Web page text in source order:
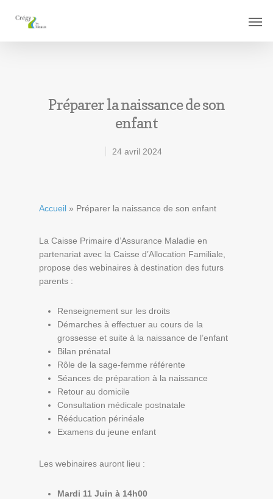
Préparer la naissance de son
enfant
24 avril 2024
Accueil » Préparer la naissance de son enfant
La Caisse Primaire d’Assurance Maladie en
partenariat avec la Caisse d’Allocation Familiale,
propose des webinaires à destination des futurs
parents :
Renseignement sur les droits
Démarches à effectuer au cours de la
grossesse et suite à la naissance de l’enfant
Bilan prénatal
Rôle de la sage-femme référente
Séances de préparation à la naissance
Retour au domicile
Consultation médicale postnatale
Rééducation périnéale
Examens du jeune enfant
Les webinaires auront lieu :
Mardi 11 Juin à 14h00